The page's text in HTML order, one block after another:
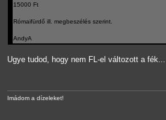
15000 Ft
Rómaifürdő ill. megbeszélés szerint.
AndyA
Ugye tudod, hogy nem FL-el változott a
Imádom a dízeleket!